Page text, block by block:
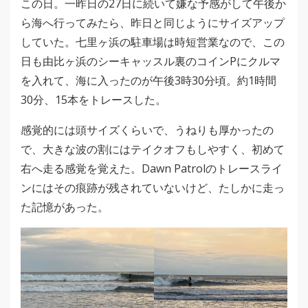
この日。一昨日の27日に続いて嫌な予感がして午後か
ら海へ行ってみたら、昨日と同じようにサイズアップ
していた。七里ヶ浜の駐車場は時短営業なので、この
日も由比ヶ浜のシーキャッスル裏のコインPにクルマ
を入れて、海に入ったのが午後3時30分頃。約1時間
30分、15本をトレースした。
感覚的には頭サイズくらいで、うねりも厚かったの
で、大きな波の割にはテイクオフもしやすく、初めて
右へ走る感覚を覚えた。Dawn Patrolのトレースライ
ンにはその痕跡が残されていないけど、たしかに走っ
た記憶があった。